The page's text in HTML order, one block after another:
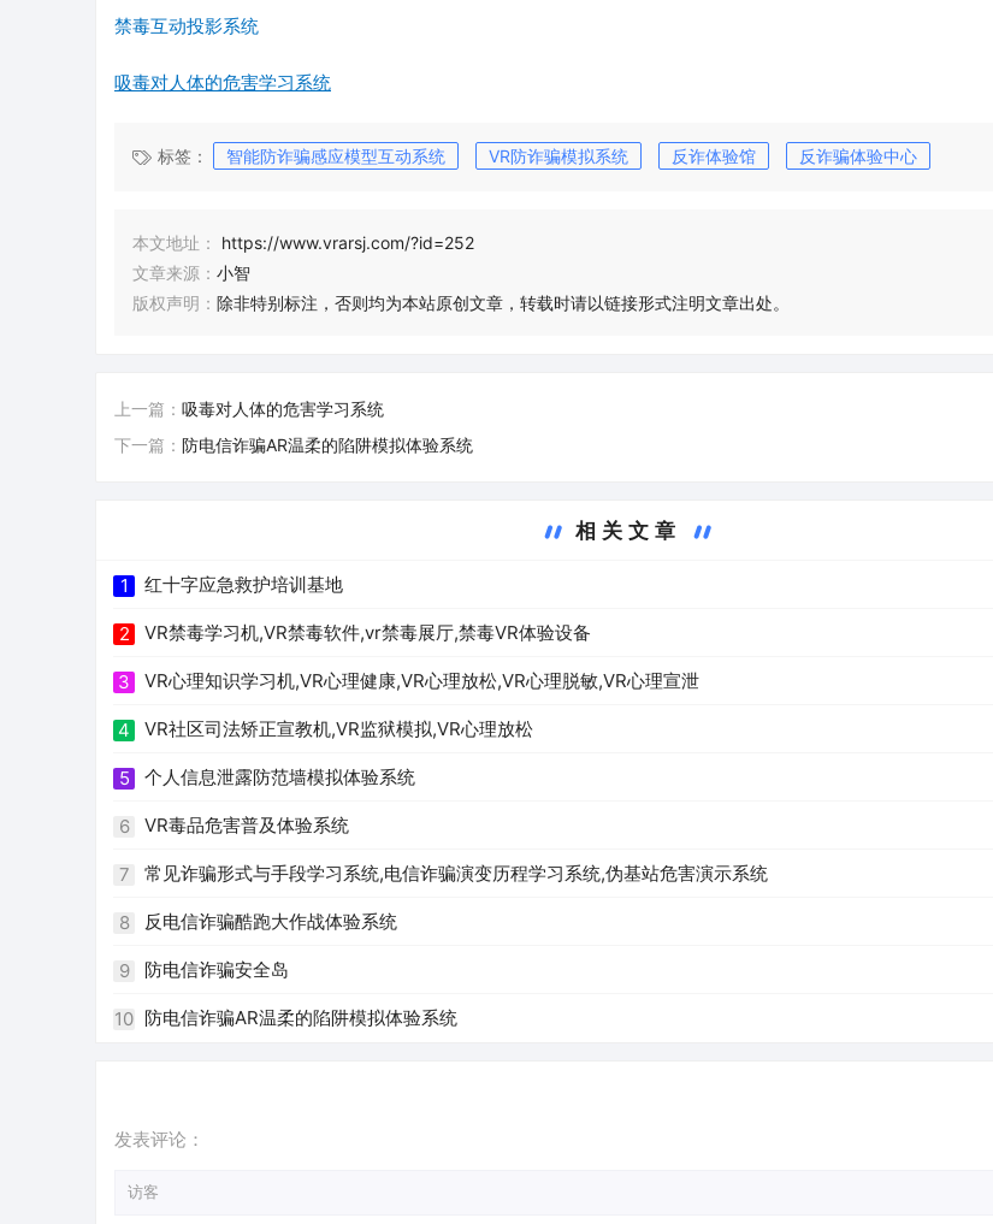
禁毒互动投影系统
吸毒对人体的危害学习系统
标签： 智能防诈骗感应模型互动系统 VR防诈骗模拟系统 反诈体验馆 反诈骗体验中心
本文地址：
https://www.vrarsj.com/?id=252
文章来源： 小智
版权声明： 除非特别标注，否则均为本站原创文章，转载时请以链接形式注明文章出处。
上一篇： 吸毒对人体的危害学习系统
下一篇： 防电信诈骗AR温柔的陷阱模拟体验系统
相关文章
1 红十字应急救护培训基地
2 VR禁毒学习机,VR禁毒软件,vr禁毒展厅,禁毒VR体验设备
3 VR心理知识学习机,VR心理健康,VR心理放松,VR心理脱敏,VR心理宣泄
4 VR社区司法矫正宣教机,VR监狱模拟,VR心理放松
5 个人信息泄露防范墙模拟体验系统
6 VR毒品危害普及体验系统
7 常见诈骗形式与手段学习系统,电信诈骗演变历程学习系统,伪基站危害演示系统
8 反电信诈骗酷跑大作战体验系统
9 防电信诈骗安全岛
10 防电信诈骗AR温柔的陷阱模拟体验系统
发表评论：